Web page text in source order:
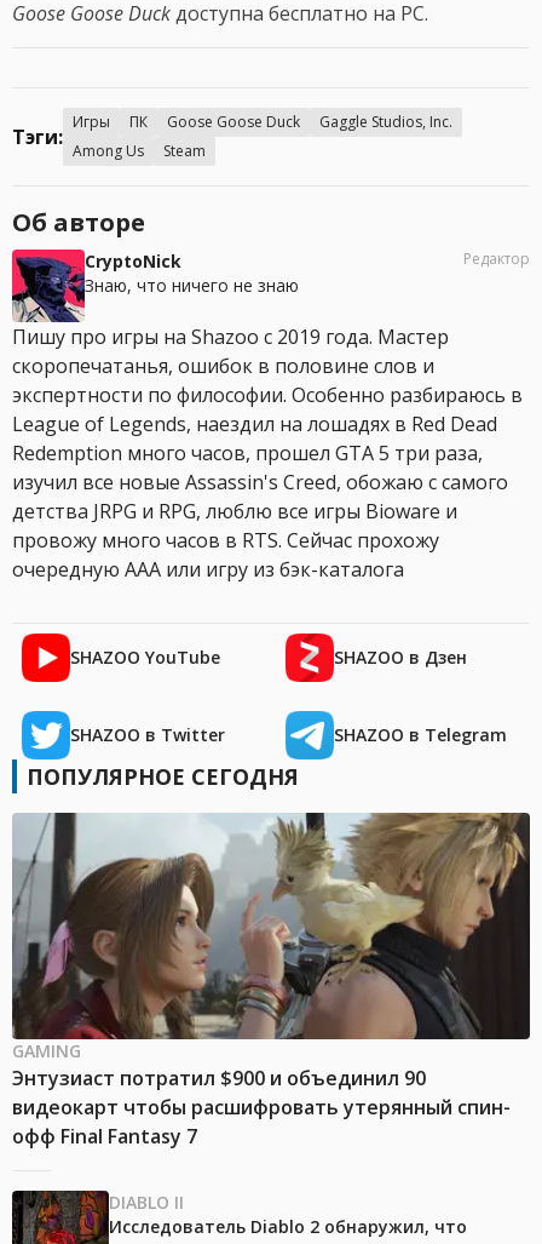
Goose Goose Duckдоступна бесплатно на PC.
Тэги:
Игры ПК Goose Goose Duck
Gaggle Studios, Inc.
Among Us
Steam
Об авторе
CryptoNick
Знаю, что ничего не знаю
Редактор
Пишу про игры на Shazoo с 2019 года. Мастер
скоропечатанья, ошибок в половине слов и
экспертности по философии. Особенно разбираюсь в
League of Legends, наездил на лошадях в Red Dead
Redemption много часов, прошел GTA 5 три раза,
изучил все новые Assassin's Creed, обожаю с самого
детства JRPG и RPG, люблю все игры Bioware и
провожу много часов в RTS. Сейчас прохожу
очередную AAA или игру из бэк-каталога
SHAZOO YouTube SHAZOO в Дзен
SHAZOO в Twitter SHAZOO в Telegram
ПОПУЛЯРНОЕ СЕГОДНЯ
GAMING
Энтузиаст потратил $900 и объединил 90
видеокарт чтобы расшифровать утерянный спин-
офф Final Fantasy 7
DIABLO II
Исследователь Diablo 2 обнаружил, что